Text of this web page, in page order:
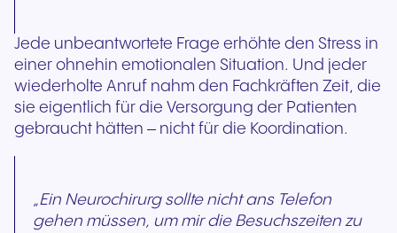
Jede unbeantwortete Frage erhöhte den Stress in
einer ohnehin emotionalen Situation. Und jeder
wiederholte Anruf nahm den Fachkräften Zeit, die
sie eigentlich für die Versorgung der Patienten
gebraucht hätten – nicht für die Koordination.
„Ein Neurochirurg sollte nicht ans Telefon
gehen müssen, um mir die Besuchszeiten zu